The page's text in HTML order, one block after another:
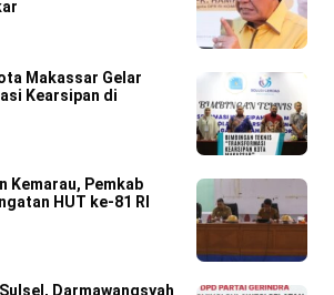
Makassar Gelar
Kearsipan di
Kemarau, Pemkab
HUT ke-81 RI
Darmawangsyah